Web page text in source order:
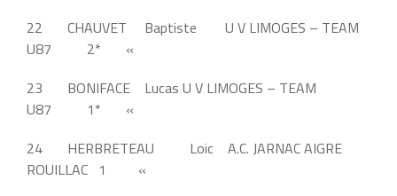
22 CHAUVET Baptiste U V LIMOGES – TEAM
U87 2* «
23 BONIFACE Lucas U V LIMOGES – TEAM
U87 1* «
24 HERBRETEAU Loic A.C. JARNAC AIGRE
ROUILLAC 1 «